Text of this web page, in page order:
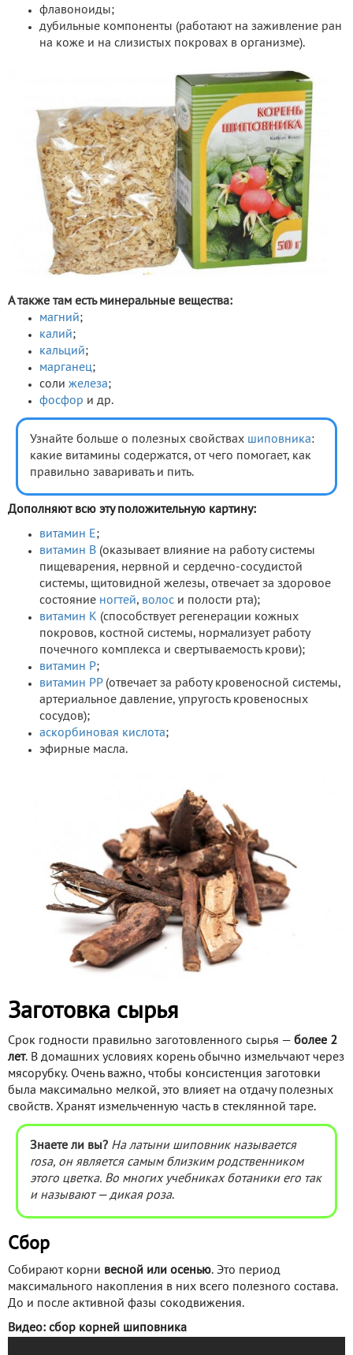
флавоноиды;
дубильные компоненты (работают на заживление ран
на коже и на слизистых покровах в организме).
А также там есть минеральные вещества:
магний;
калий;
кальций;
марганец;
соли железа;
фосфор и др.
Узнайте больше о полезных свойствах шиповника:
какие витамины содержатся, от чего помогает, как
правильно заваривать и пить.
Дополняют всю эту положительную картину:
витамин E;
витамин B (оказывает влияние на работу системы
пищеварения, нервной и сердечно-сосудистой
системы, щитовидной железы, отвечает за здоровое
состояние ногтей, волос и полости рта);
витамин K (способствует регенерации кожных
покровов, костной системы, нормализует работу
почечного комплекса и свертываемость крови);
витамин P;
витамин PP(отвечает за работу кровеносной системы,
артериальное давление, упругость кровеносных
сосудов);
аскорбиновая кислота;
эфирные масла.
Заготовка сырья
Срок годности правильно заготовленного сырья — более 2
лет. В домашних условиях корень обычно измельчают через
мясорубку. Очень важно, чтобы консистенция заготовки
была максимально мелкой, это влияет на отдачу полезных
свойств. Хранят измельченную часть в стеклянной таре.
Знаете ли вы? На латыни шиповник называется
rosa, он является самым близким родственником
этого цветка. Во многих учебниках ботаники его так
и называют — дикая роза.
Сбор
Собирают корни весной или осенью. Это период
максимального накопления в них всего полезного состава.
До и после активной фазы сокодвижения.
Видео: сбор корней шиповника